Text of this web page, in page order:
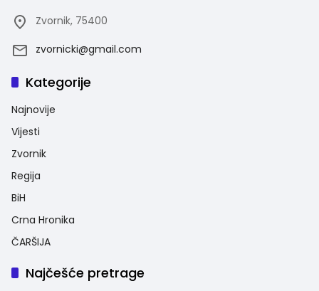
Zvornik, 75400
zvornicki@gmail.com
Kategorije
Najnovije
Vijesti
Zvornik
Regija
BiH
Crna Hronika
ČARŠIJA
Najčešće pretrage